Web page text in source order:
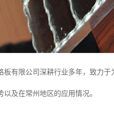
有限公司深耕行业多年，致力于
及在常州地区的应用情况。